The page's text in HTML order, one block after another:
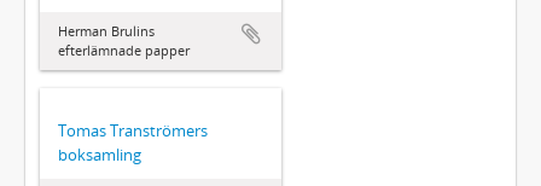
Herman Brulins
efterlämnade papper
Tomas Tranströmers
boksamling